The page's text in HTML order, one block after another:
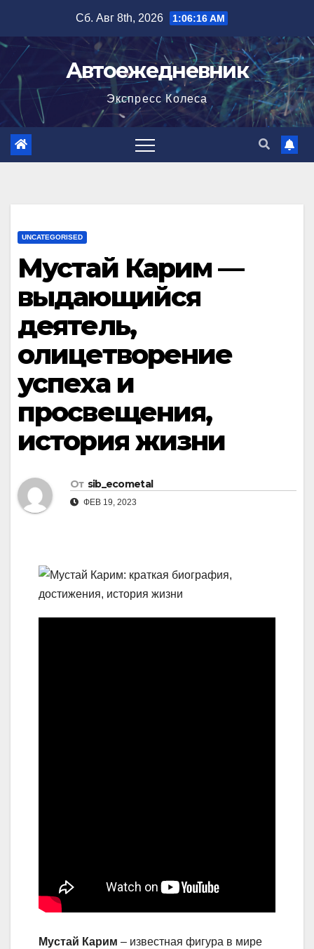
содержимому
Сб. Авг 8th, 2026 1:06:16 AM
Автоежедневник
Экспресс Колеса
UNCATEGORISED
Мустай Карим —
выдающийся
деятель,
олицетворение
успеха и
просвещения,
история жизни
От sib_ecometal
ФЕВ 19, 2023
Мустай Карим – известная фигура в мире